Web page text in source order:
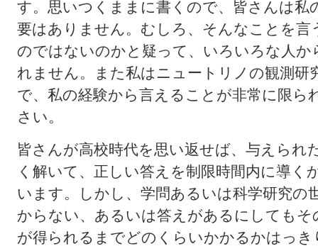
す。思いつくままに書くので、皆さんは私
要はありません。むしろ、そんなことを
のではないのかと疑って、いろいろな人
れません。また私はニュートリノの観測研
で、私の経験から言えることが非常に限
さい。
皆さんが高校時代を思い返せば、与えられ
く解いて、正しい答えを制限時間内に導
います。しかし、学問あるいは科学研究の
からない、あるいは答えがあるにしても
が得られるまでどのくらいかかるかはっ